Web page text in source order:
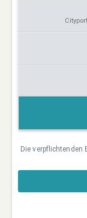
Die verpflichtenden